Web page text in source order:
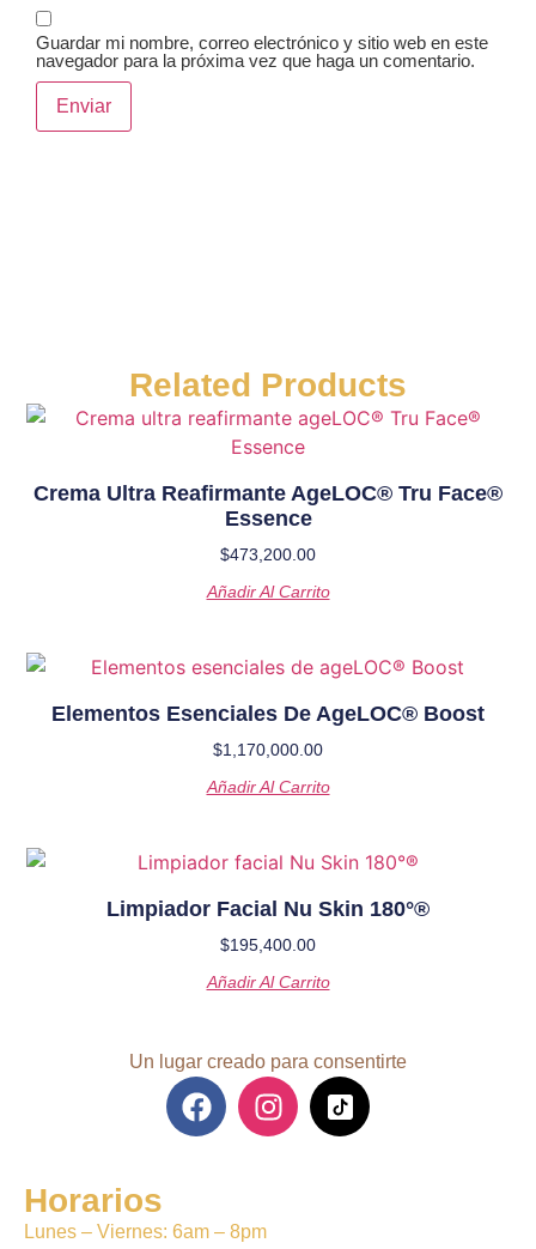
Guardar mi nombre, correo electrónico y sitio web en este
navegador para la próxima vez que haga un comentario.
Related Products
Crema Ultra Reafirmante AgeLOC®️ Tru Face®️
Essence
$473,200.00
Añadir Al Carrito
Elementos Esenciales De AgeLOC®️ Boost
$1,170,000.00
Añadir Al Carrito
Limpiador Facial Nu Skin 180°®️
$195,400.00
Añadir Al Carrito
Un lugar creado para consentirte
Horarios
Lunes – Viernes: 6am – 8pm